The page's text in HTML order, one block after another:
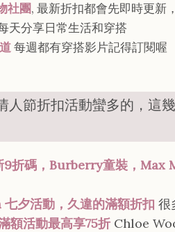
社團, 最新折扣都會先即時更新
天分享日常生活和穿搭
每週都有穿搭影片記得訂閱喔
人節折扣活動蠻多的，這
折碼，Burberry童裝，Max
夕活動，久違的滿額折扣 很
額活動最高享75折 Chloe